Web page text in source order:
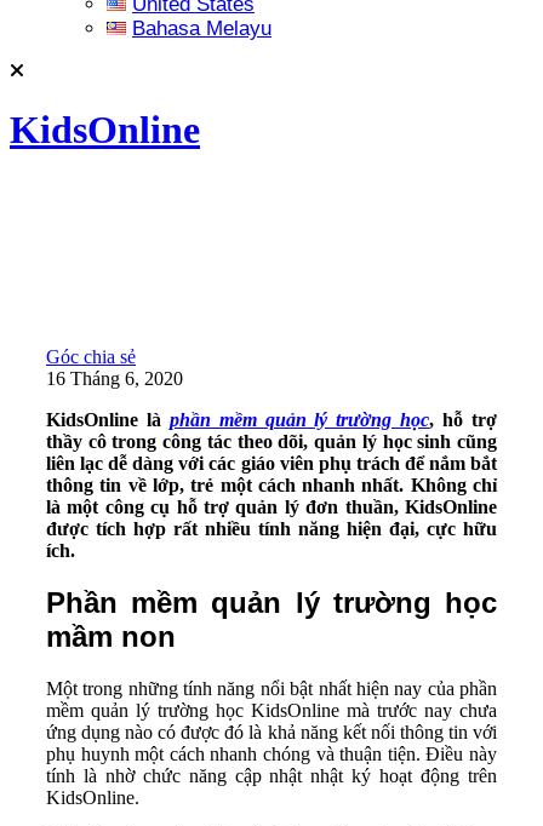
Bahasa Melayu
KidsOnline
Góc chia sẻ
16 Tháng 6, 2020
KidsOnline là phần mềm quản lý trường học, hỗ trợ
thầy cô trong công tác theo dõi, quản lý học sinh cũng
liên lạc dễ dàng với các giáo viên phụ trách để nắm bắt
thông tin về lớp, trẻ một cách nhanh nhất. Không chỉ
là một công cụ hỗ trợ quản lý đơn thuần, KidsOnline
được tích hợp rất nhiều tính năng hiện đại, cực hữu
ích.
Phần mềm quản lý trường học
mầm non
Một trong những tính năng nổi bật nhất hiện nay của phần
mềm quản lý trường học KidsOnline mà trước nay chưa
ứng dụng nào có được đó là khả năng kết nối thông tin với
phụ huynh một cách nhanh chóng và thuận tiện. Điều này
tính là nhờ chức năng cập nhật nhật ký hoạt động trên
KidsOnline.